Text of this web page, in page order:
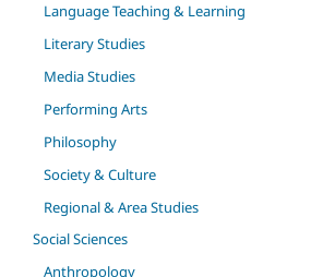
Language Teaching & Learning
Literary Studies
Media Studies
Performing Arts
Philosophy
Society & Culture
Regional & Area Studies
Social Sciences
Anthropology